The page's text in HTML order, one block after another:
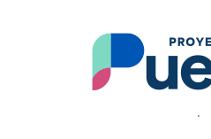
.